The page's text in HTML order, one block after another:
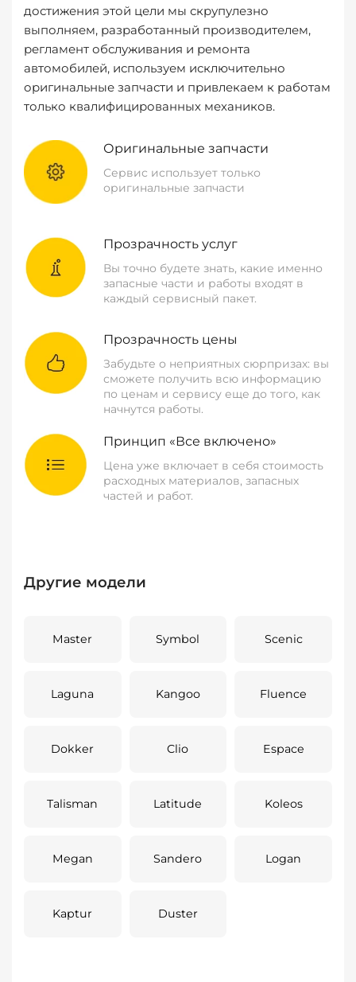
достижения этой цели мы скрупулезно
выполняем, разработанный производителем,
регламент обслуживания и ремонта
автомобилей, используем исключительно
оригинальные запчасти и привлекаем к работам
только квалифицированных механиков.
Оригинальные запчасти
Сервис использует только
оригинальные запчасти
Прозрачность услуг
Вы точно будете знать, какие именно
запасные части и работы входят в
каждый сервисный пакет.
Прозрачность цены
Забудьте о неприятных сюрпризах: вы
сможете получить всю информацию
по ценам и сервису еще до того, как
начнутся работы.
Принцип «Все включено»
Цена уже включает в себя стоимость
расходных материалов, запасных
частей и работ.
Другие модели
Master Symbol Scenic
Laguna Kangoo Fluence
Dokker Clio Espace
Talisman Latitude Koleos
Megan Sandero Logan
Kaptur Duster